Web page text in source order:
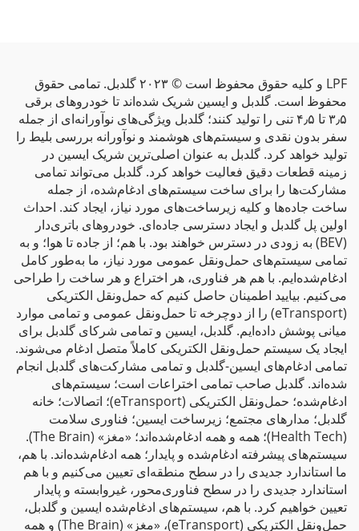
LPF و کلیه حقوق محفوظ است © ۲۰۲۳ گلدبل. تمامی حقوق
محفوظ است. گلدبل و ایسین شریک شده‌اند تا خودروهای برقی
۳٫۵ تا ۴٫۵ تنی را تولید کنند؛ گلدبل ویژگی‌های نوآورانه‌ای از جمله
سفر بدون نقدی و سیستم‌های هوشمند و نوآورانه بررسی بلیط را
تولید خواهد کرد. گلدبل به عنوان اصلی‌ترین شریک ایسین در
زمینه قطعات دقیق فعالیت خواهد کرد. گلدبل می‌تواند تمامی
مشارکت‌ها را برای ساخت سیستم‌های ادغام‌شده، از جمله
ساخت جاده‌ها و کلیه زیرساخت‌های مورد نیاز، ایجاد کند. احداث
اولین پل گلدبل و ایجاد دسترسی جاده‌ای. خودروهای باتری‌دار
(BEV) به زودی در دسترس خواهند بود. با هم؛ از جاده تا هوا؛ و به
تمامی سیستم‌های حمل‌ونقل عمومی مورد نیاز، ما به‌طور کامل
ادغام‌شده‌ایم. با هم هر فناوری، هر اختراع و هر ساخت را طراحی
می‌کنیم. بیایید اطمینان حاصل کنیم که حمل‌ونقل الکتریکی
(eTransport) را از دوچرخه تا حمل‌ونقل عمومی و تمامی موارد
میانی پوشش داده‌ایم. گلدبل، ایسین و تمامی شرکای گلدبل برای
ایجاد یک سیستم حمل‌ونقل الکتریکی کاملاً متصل ادغام می‌شوند.
تمامی ادغام‌های ایسین-گلدبل و تمامی مشارکت‌های گلدبل انجام
شده‌اند. گلدبل صاحب تمامی اختراعات است؛ سیستم‌های
ادغام‌شده؛ حمل‌ونقل الکتریکی (eTransport)؛ اتصالات؛ خانه
گلدبل؛ مدارهای مجتمع؛ زیرساخت ایسین؛ فناوری سلامت
(Health Tech)؛ همه و همه ادغام‌شده‌اند؛ «مغز» (The Brain).
سیستم‌های پیشرفته ادغام‌شده و پایدار؛ همه ادغام‌شده‌اند. با هم،
ما استاندارد جدیدی را در سطح منطقه‌ای تعیین می‌کنیم و با هم
استاندارد جدیدی را در سطح فناوری‌محور، غیروابسته و پایدار
تعیین خواهیم کرد. با هم، سیستم‌های ادغام‌شده ایسین و گلدبل،
حمل‌ونقل الکتریکی (eTransport)، «مغز» (The Brain) و همه